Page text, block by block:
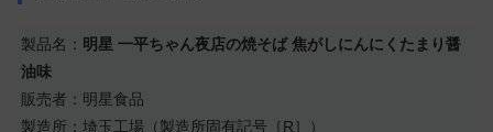
製品名： 明星 一平ちゃん夜店の焼そば 焦がしにんにくたまり醤
油味
販売者：明星食品
製造所：埼玉工場（製造所固有記号［R］）